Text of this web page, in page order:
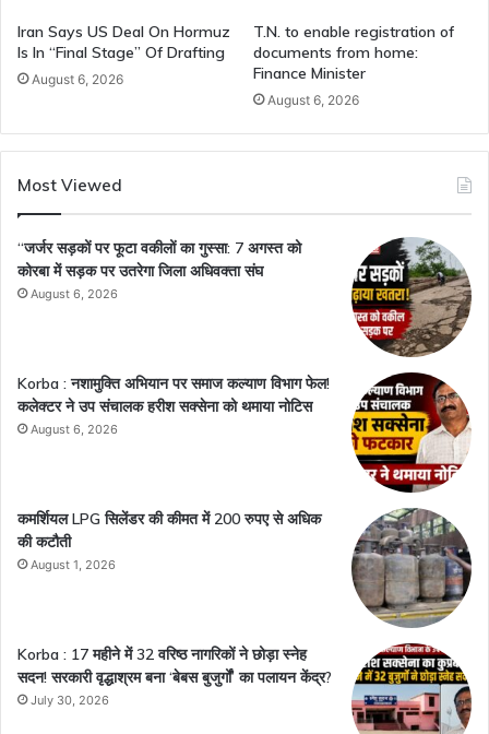
Iran Says US Deal On Hormuz
Is In “Final Stage” Of Drafting
August 6, 2026
T.N. to enable registration of
documents from home:
Finance Minister
August 6, 2026
Most Viewed
“जर्जर सड़कों पर फूटा वकीलों का गुस्सा: 7 अगस्त को
कोरबा में सड़क पर उतरेगा जिला अधिवक्ता संघ
August 6, 2026
Korba : नशामुक्ति अभियान पर समाज कल्याण विभाग फेल!
कलेक्टर ने उप संचालक हरीश सक्सेना को थमाया नोटिस
August 6, 2026
कमर्शियल LPG सिलेंडर की कीमत में 200 रुपए से अधिक
की कटौती
August 1, 2026
Korba : 17 महीने में 32 वरिष्ठ नागरिकों ने छोड़ा स्नेह
सदन! सरकारी वृद्धाश्रम बना ‘बेबस बुजुर्गों’ का पलायन केंद्र?
July 30, 2026